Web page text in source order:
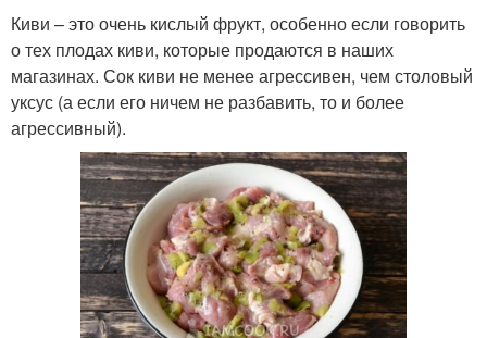
Киви – это очень кислый фрукт, особенно если говорить
о тех плодах киви, которые продаются в наших
магазинах. Сок киви не менее агрессивен, чем столовый
уксус (а если его ничем не разбавить, то и более
агрессивный).